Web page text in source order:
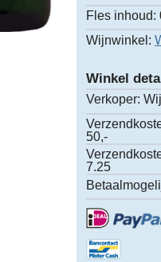
Fles inhoud:
Wijnwinkel:
Winkel
Verkoper:
50,-
7.25